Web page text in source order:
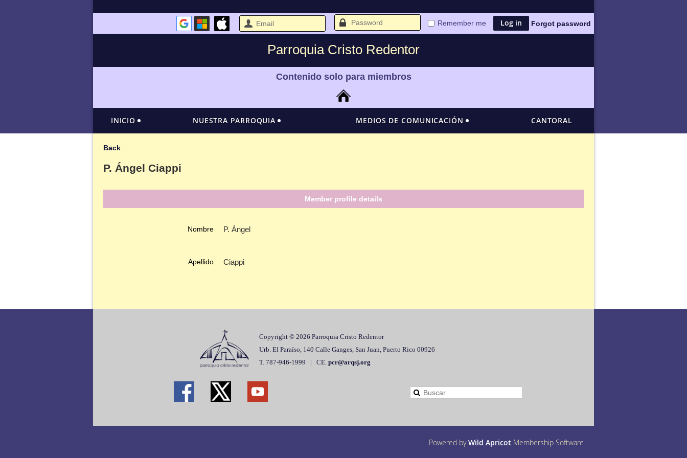
Remember me Forgot password
Parroquia Cristo Redentor
Contenido solo para miembros
INICIO NUESTRA PARROQUIA MEDIOS DE COMUNICACIÓN CANTORAL
Back
P. Ángel Ciappi
Member profile details
Nombre P. Ángel
Apellido Ciappi
Copyright © 2026 Parroquia Cristo Redentor
Urb. El Paraíso, 140 Calle Ganges, San Juan, Puerto Rico 00926
T. 787-946-1999 | CE. pcr@arqsj.org
Powered byWild Apricot Membership Software